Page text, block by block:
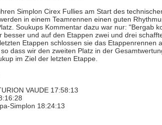
Simplon Cirex Fullies am Start des
in einem Teamrennen einen guten
Soukups Kommentar dazu war nur: "Bergab
und auf den Etappen zwei und drei
Etappen schlossen sie das Etappenrennen
dass wir den zweiten Platz in der
im Ziel der letzten Etappe.
VAUDE 17:58:13
Simplon 18:24:13